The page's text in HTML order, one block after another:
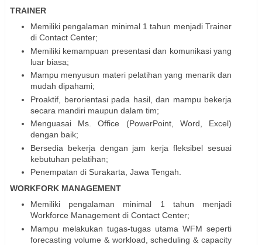
TRAINER
Memiliki pengalaman minimal 1 tahun menjadi Trainer
di Contact Center;
Memiliki kemampuan presentasi dan komunikasi yang
luar biasa;
Mampu menyusun materi pelatihan yang menarik dan
mudah dipahami;
Proaktif, berorientasi pada hasil, dan mampu bekerja
secara mandiri maupun dalam tim;
Menguasai Ms. Office (PowerPoint, Word, Excel)
dengan baik;
Bersedia bekerja dengan jam kerja fleksibel sesuai
kebutuhan pelatihan;
Penempatan di Surakarta, Jawa Tengah.
WORKFORK MANAGEMENT
Memiliki pengalaman minimal 1 tahun menjadi
Workforce Management di Contact Center;
Mampu melakukan tugas-tugas utama WFM seperti
forecasting volume & workload, scheduling & capacity